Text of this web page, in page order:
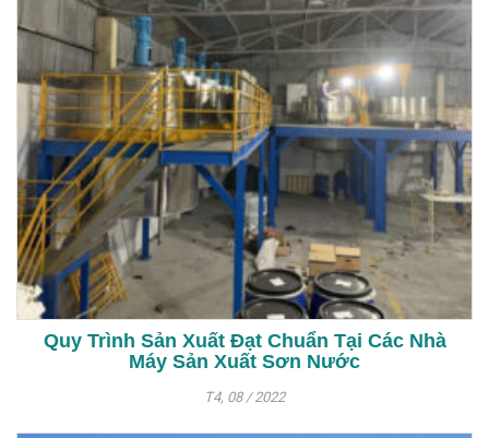
Quy Trình Sản Xuất Đạt Chuẩn Tại Các Nhà
Máy Sản Xuất Sơn Nước
T4, 08 / 2022